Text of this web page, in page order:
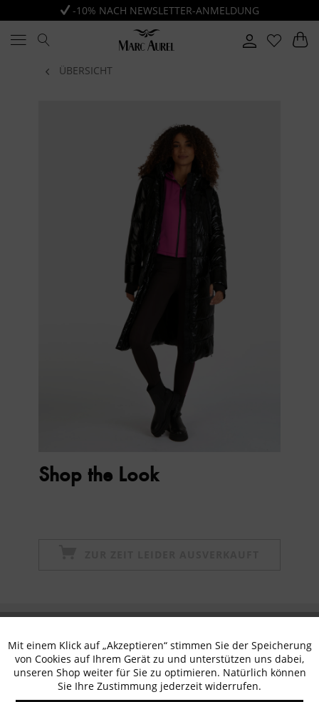
-10% NACH NEWSLETTER-ANMELDUNG
ÜBERSICHT
Shop the Look
erhalten
✓ Exklusive Angebote ✓ Die aktuellsten Trends
Funktionale Aktiv
Marketing Inaktiv
Mit einem Klick auf „Akzeptieren“ stimmen Sie der Speicherung
von Cookies auf Ihrem Gerät zu und unterstützen uns dabei,
unseren Shop weiter für Sie zu optimieren. Natürlich können
Sie Ihre Zustimmung jederzeit widerrufen.